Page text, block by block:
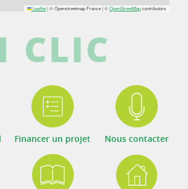
Leaflet|© Openstreetmap France | ©OpenStreetMapcontributors
CLIC
Financer un projet Nous contacter